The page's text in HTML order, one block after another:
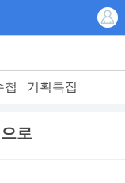
첩 기획특집
로